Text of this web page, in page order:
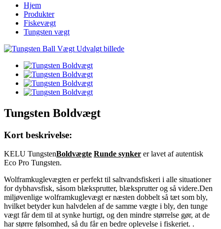
Hjem
Produkter
Fiskevægt
Tungsten vægt
Tungsten Boldvægt
Kort beskrivelse:
KELU TungstenBoldvægte Runde synker er lavet af autentisk
Eco Pro Tungsten.
Wolframkuglevægten er perfekt til saltvandsfiskeri i alle situationer
for dybhavsfisk, såsom blæksprutter, blæksprutter og så videre.Den
miljøvenlige wolframkuglevægt er næsten dobbelt så tæt som bly,
hvilket betyder kun halvdelen af ​​de samme vægte i bly, den tunge
vægt får dem til at synke hurtigt, og den mindre størrelse gør, at de
har større følsomhed, så du får en bedre oplevelse i fiskeriet. .